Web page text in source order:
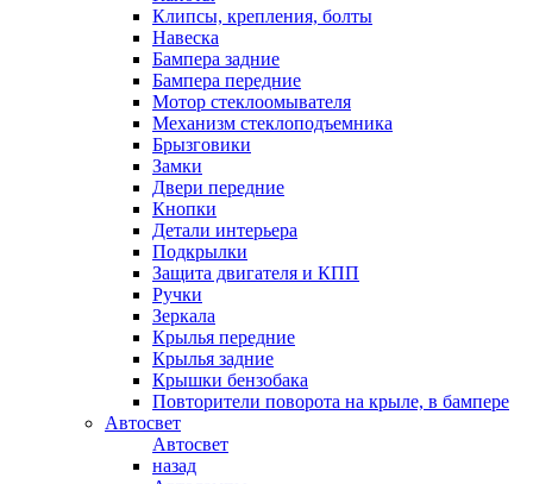
Клипсы, крепления, болты
Навеска
Бампера задние
Бампера передние
Мотор стеклоомывателя
Механизм стеклоподъемника
Брызговики
Замки
Двери передние
Кнопки
Детали интерьера
Подкрылки
Защита двигателя и КПП
Ручки
Зеркала
Крылья передние
Крылья задние
Крышки бензобака
Повторители поворота на крыле, в бампере
Автосвет
Автосвет
назад